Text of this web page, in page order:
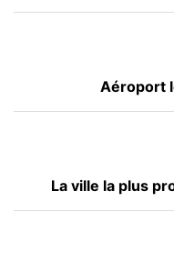
Aéroport
La ville la plus